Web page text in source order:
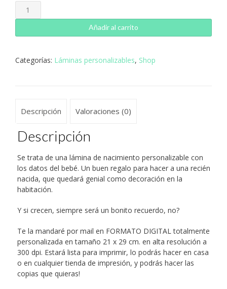
Lámina
nacimiento
cantidad
Añadir al carrito
Categorías: Láminas personalizables, Shop
Descripción Valoraciones (0)
Descripción
Se trata de una lámina de nacimiento personalizable con
los datos del bebé. Un buen regalo para hacer a una recién
nacida, que quedará genial como decoración en la
habitación.
Y si crecen, siempre será un bonito recuerdo, no?
Te la mandaré por mail en FORMATO DIGITAL totalmente
personalizada en tamaño 21 x 29 cm. en alta resolución a
300 dpi. Estará lista para imprimir, lo podrás hacer en casa
o en cualquier tienda de impresión, y podrás hacer las
copias que quieras!